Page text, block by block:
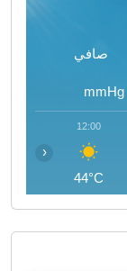
صافي
mmHg
12:00
44°C
‹